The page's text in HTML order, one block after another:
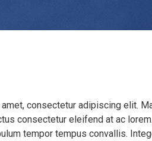
consectetur adipiscing elit.
consectetur eleifend at ac
tempor tempus convallis.